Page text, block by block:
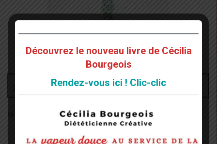
Administrateur
Identifiant:
Découvrez le nouveau livre de Cécilia
Bourgeois
Rendez-vous ici ! Clic-clic